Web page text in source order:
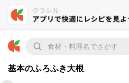
基本のふろふき大根